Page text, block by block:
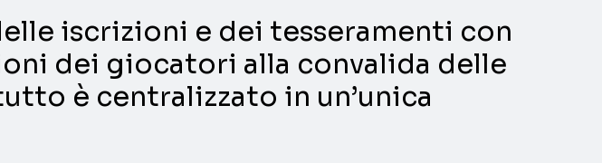
iscrizioni e dei tesseramenti con
dei giocatori alla convalida delle
è centralizzato in un’unica